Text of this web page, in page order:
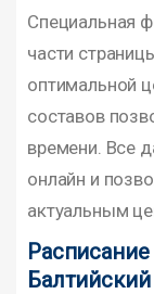
Специальная
части
оптимальной
составов
времени. Все
онлайн и
актуальным